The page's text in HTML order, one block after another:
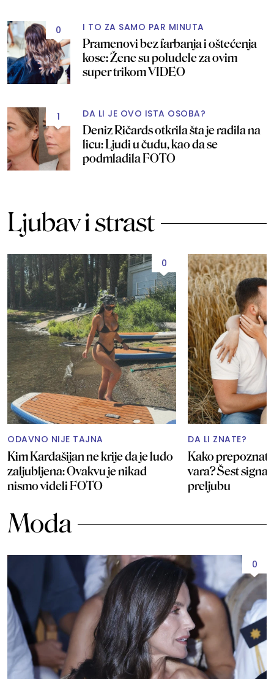
0 I TO ZA SAMO PAR MINUTA
Pramenovi bez farbanja i oštećenja
kose: Žene su poludele za ovim
super trikom VIDEO
1 DA LI JE OVO ISTA OSOBA?
Deniz Ričards otkrila šta je radila na
licu: Ljudi u čudu, kao da se
podmladila FOTO
Ljubav i strast
0
ODAVNO NIJE TAJNA
Kim Kardašijan ne krije da je ludo
zaljubljena: Ovakvu je nikad
nismo videli FOTO
DA LI ZNATE?
Kako prepoznati
vara? Šest
preljubu
Moda
0